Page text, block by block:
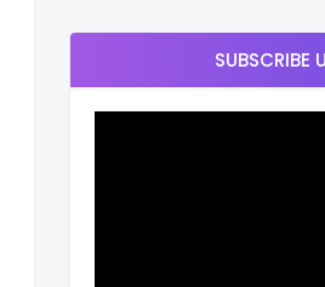
SUBSCRIBE